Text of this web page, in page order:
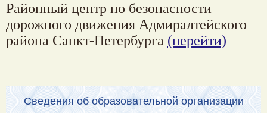
Районный центр по безопасности
дорожного движения Адмиралтейского
района Санкт-Петербурга (перейти)
Сведения об образовательной организации